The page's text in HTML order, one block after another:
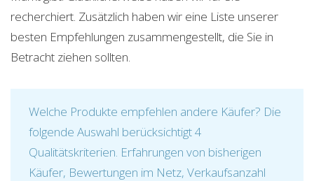
recherchiert. Zusätzlich haben wir eine Liste unserer
besten Empfehlungen zusammengestellt, die Sie in
Betracht ziehen sollten.
Welche Produkte empfehlen andere Käufer? Die
folgende Auswahl berücksichtigt 4
Qualitätskriterien. Erfahrungen von bisherigen
Käufer, Bewertungen im Netz, Verkaufsanzahl